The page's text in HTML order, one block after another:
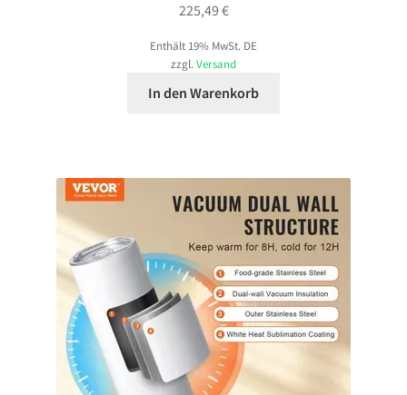
225,49 €
Enthält 19% MwSt. DE
zzgl. Versand
In den Warenkorb